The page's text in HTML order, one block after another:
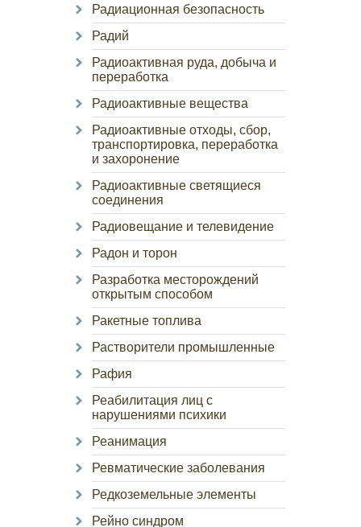
Радиационная безопасность
Радий
Радиоактивная руда, добыча и
переработка
Радиоактивные вещества
Радиоактивные отходы, сбор,
транспортировка, переработка
и захоронение
Радиоактивные светящиеся
соединения
Радиовещание и телевидение
Радон и торон
Разработка месторождений
открытым способом
Ракетные топлива
Растворители промышленные
Рафия
Реабилитация лиц с
нарушениями психики
Реанимация
Ревматические заболевания
Редкоземельные элементы
Рейно синдром